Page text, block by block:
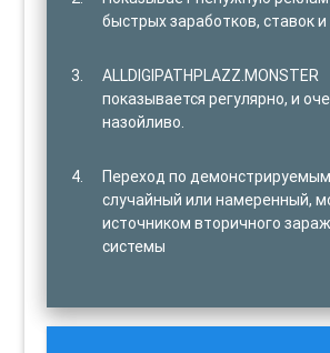
быстрых заработков, ставок и
ALLDIGIPATHPLAZZ.MONSTER
показывается регулярно, и
назойливо.
Переход по
случайный или намеренный,
источником вторичного
системы